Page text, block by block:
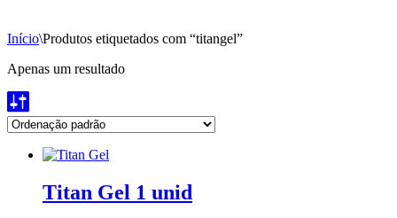
Início\Produtos etiquetados com “titangel”
Apenas um resultado
Titan Gel 1 unid